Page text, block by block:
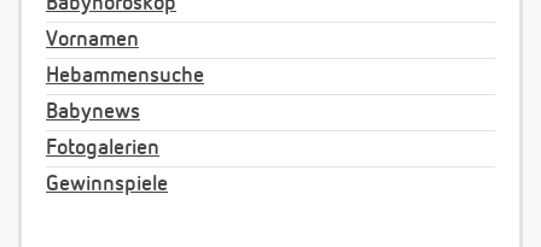
Vornamen
Hebammensuche
Babynews
Fotogalerien
Gewinnspiele